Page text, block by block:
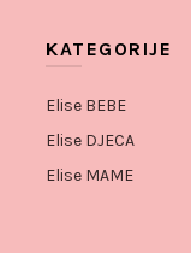
KATEGORIJE
Elise BEBE
Elise DJECA
Elise MAME